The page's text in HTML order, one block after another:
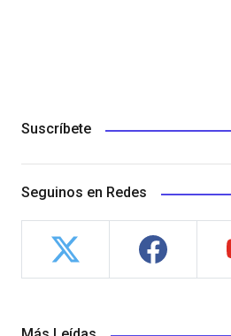
Suscríbete
Seguinos en Redes